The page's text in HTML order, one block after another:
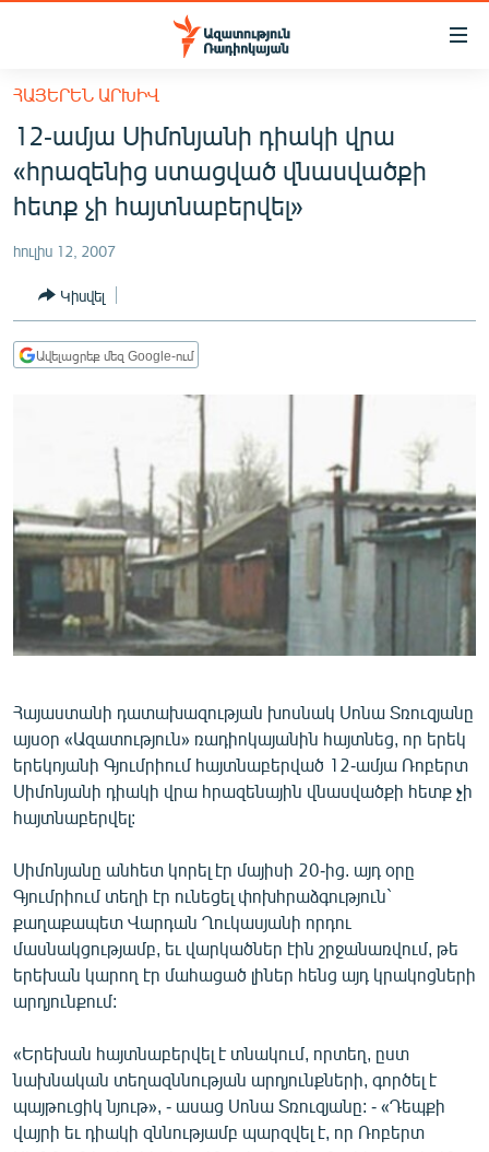
Մատչելիության
հիմնական
բովանդակությանը
Անցնել
հիմնական
մենյուին
ՀԱՅԱՍՏԱՆ
ՔԱՂԱՔԱԿԱՆ
ՀԱՍԱՐԱԿՈՒԹՅՈՒՆ
ՏՆՏԵՍՈՒԹՅՈՒՆ
ՏԱՐԱԾԱՇՐՋԱՆ
ՄԻՋԱԶԳԱՅԻՆ
ՄՇԱԿՈՒՅԹ
ՍՊՈՐՏ
ՄԵԿՆԱԲԱՆՈՒԹՅՈՒՆ
ԿՈՐՈՆԱՎԻՐՈՒՍ
ԱՐԽԻՎ
ՏԵՍԱՆՅՈՒԹԵՐ
ԲԱՆԱՎԵՃ
ՁԳՏԵԼՈՎ ԼԱՎԱԳՈՒՅՆԻՆ
ՓՈԴՔԱՍԹ
Հայերեն
English
ՀԵՏԵՎԵՔ ՄԵԶ
ՀԱՅԵՐԵՆ ԱՐԽԻՎ
12-ամյա Սիմոնյանի դիակի վրա
«հրազենից ստացված վնասվածքի
հետք չի հայտնաբերվել»
հուլիս 12, 2007
Կիսվել
Ավելացրեք մեզ Google-ում
Հայաստանի դատախազության խոսնակ Սոնա Տռուզյանը
այսօր «Ազատություն» ռադիոկայանին հայտնեց, որ երեկ
երեկոյանի Գյումրիում հայտնաբերված 12-ամյա Ռոբերտ
Սիմոնյանի դիակի վրա հրազենային վնասվածքի հետք չի
հայտնաբերվել:
Սիմոնյանը անհետ կորել էր մայիսի 20-ից. այդ օրը
Գյումրիում տեղի էր ունեցել փոխհրաձգություն`
քաղաքապետ Վարդան Ղուկասյանի որդու
մասնակցությամբ, եւ վարկածներ էին շրջանառվում, թե
երեխան կարող էր մահացած լիներ հենց այդ կրակոցների
արդյունքում:
«Երեխան հայտնաբերվել է տնակում, որտեղ, ըստ
նախնական տեղազննության արդյունքների, գործել է
պայթուցիկ նյութ», - ասաց Սոնա Տռուզյանը: - «Դեպքի
վայրի եւ դիակի զննությամբ պարզվել է, որ Ռոբերտ